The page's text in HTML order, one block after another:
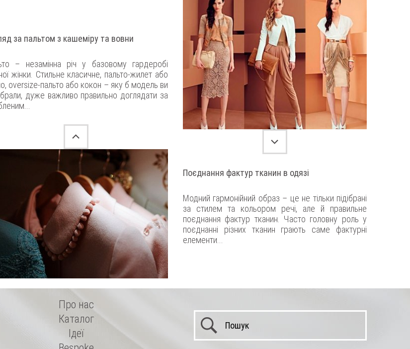
за пальтом з кашеміру та вовни
– незамінна річ у базовому гардеробі
жінки. Стильне класичне, пальто-жилет або
oversize-пальто або кокон – яку б модель ви
дуже важливо правильно доглядати за
Поєднання фактур тканин в одязі
Модний гармонійний образ – це не тільки підібрані
за стилем та кольором речі, але й правильне
поєднання фактур тканин. Часто головну роль у
поєднанні різних тканин грають саме фактурні
елементи...
Про нас
Каталог
Ідеї